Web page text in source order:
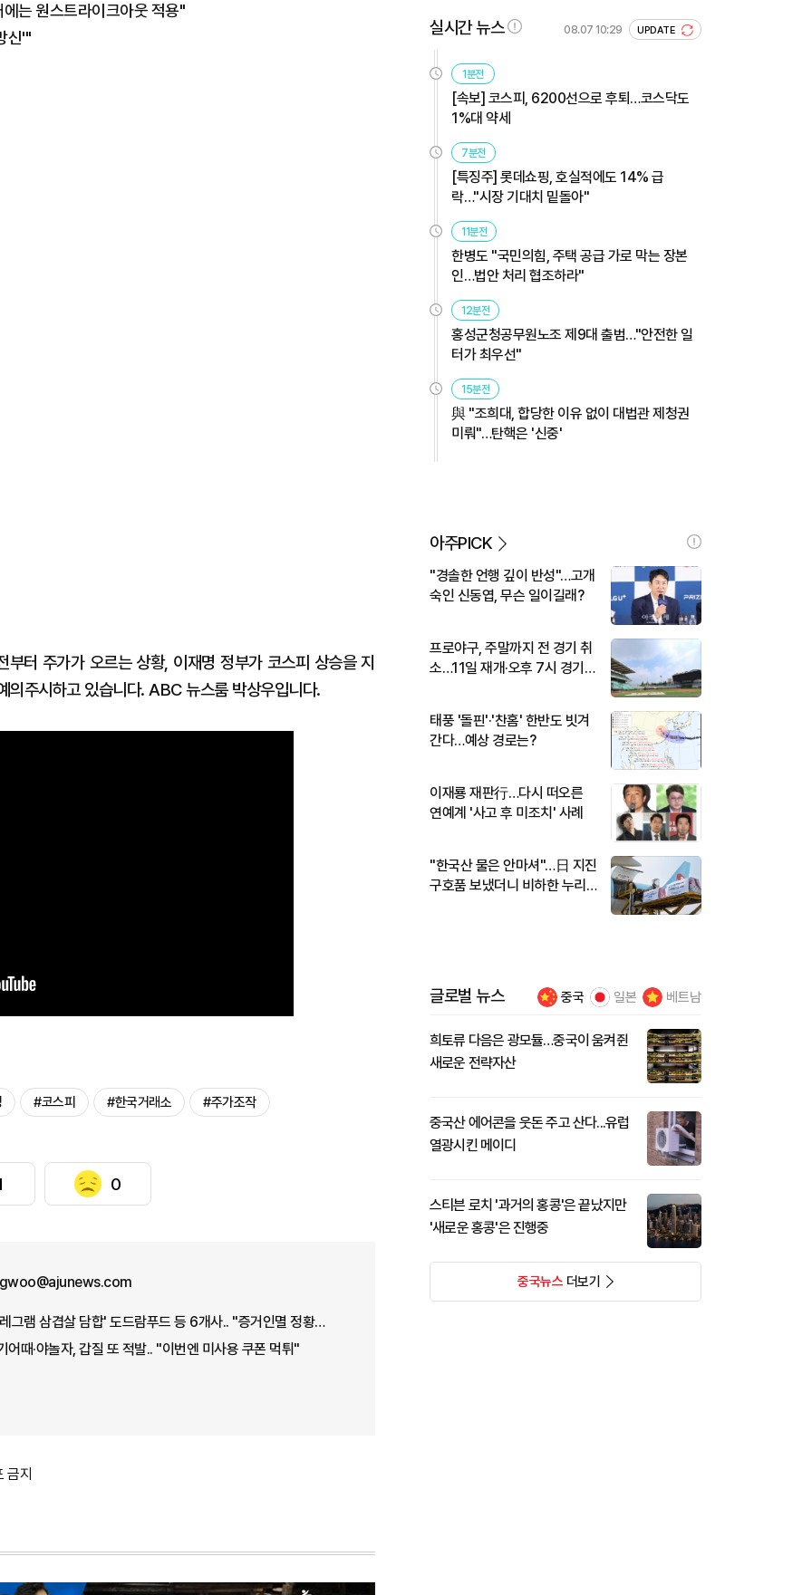
는 원스트라이크아웃 적용"
신'"
터 주가가 오르는 상황, 이재명 정부가 코스피 상승을 지
의주시하고 있습니다. ABC 뉴스룸 박상우입니다.
#코스피 #한국거래소 #주가조작
0
[ABC Up & Down] '텔레그램 삼겹살 담합' 도드람푸드 등 6개사.. "증거인멸 정황까지"
때·야놀자, 갑질 또 적발.. "이번엔 미사용 쿠폰 먹튀"
금지
실시간 뉴스 08.07 10:29 UPDATE
1분전
[속보] 코스피, 6200선으로 후퇴…코스닥도
1%대 약세
7분전
[특징주] 롯데쇼핑, 호실적에도 14% 급
락…"시장 기대치 밑돌아"
11분전
한병도 "국민의힘, 주택 공급 가로 막는 장본
인…법안 처리 협조하라"
12분전
홍성군청공무원노조 제9대 출범…"안전한 일
터가 최우선"
15분전
與 "조희대, 합당한 이유 없이 대법관 제청권
미뤄"…탄핵은 '신중'
아주PICK
"경솔한 언행 깊이 반성"…고개
숙인 신동엽, 무슨 일이길래?
프로야구, 주말까지 전 경기 취
소…11일 재개·오후 7시 경기
태풍 '돌핀'·'찬홈' 한반도 빗겨
간다…예상 경로는?
이재룡 재판行…다시 떠오른
연예계 '사고 후 미조치' 사례
"한국산 물은 안마셔"…日 지진
구호품 보냈더니 비하한 누리
글로벌 뉴스 중국 일본 베트남
희토류 다음은 광모듈…중국이 움켜쥔
새로운 전략자산
중국산 에어콘을 웃돈 주고 산다...유럽
열광시킨 메이디
스티븐 로치 '과거의 홍콩'은 끝났지만
'새로운 홍콩'은 진행중
중국뉴스더보기